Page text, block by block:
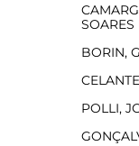
SOARES
BORIN,
POLLI,